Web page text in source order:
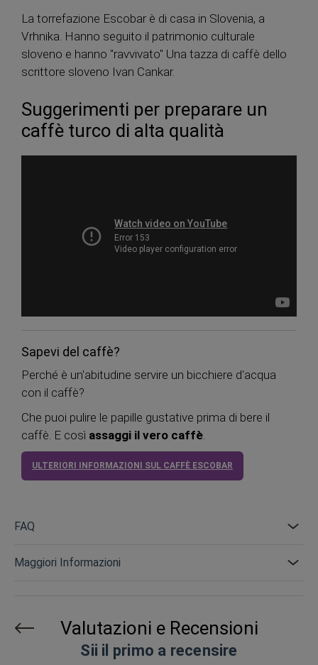
La torrefazione Escobar è di casa in Slovenia, a
Vrhnika. Hanno seguito il patrimonio culturale
sloveno e hanno "ravvivato" Una tazza di caffè dello
scrittore sloveno Ivan Cankar.
Suggerimenti per preparare un
caffè turco di alta qualità
Sapevi del caffè?
Perché è un'abitudine servire un bicchiere d'acqua
con il caffè?
Che puoi pulire le papille gustative prima di bere il
caffè. E così assaggi il vero caffè.
ULTERIORI INFORMAZIONI SUL CAFFÈ ESCOBAR
FAQ
Maggiori Informazioni
Valutazioni e Recensioni
Sii il primo a recensire